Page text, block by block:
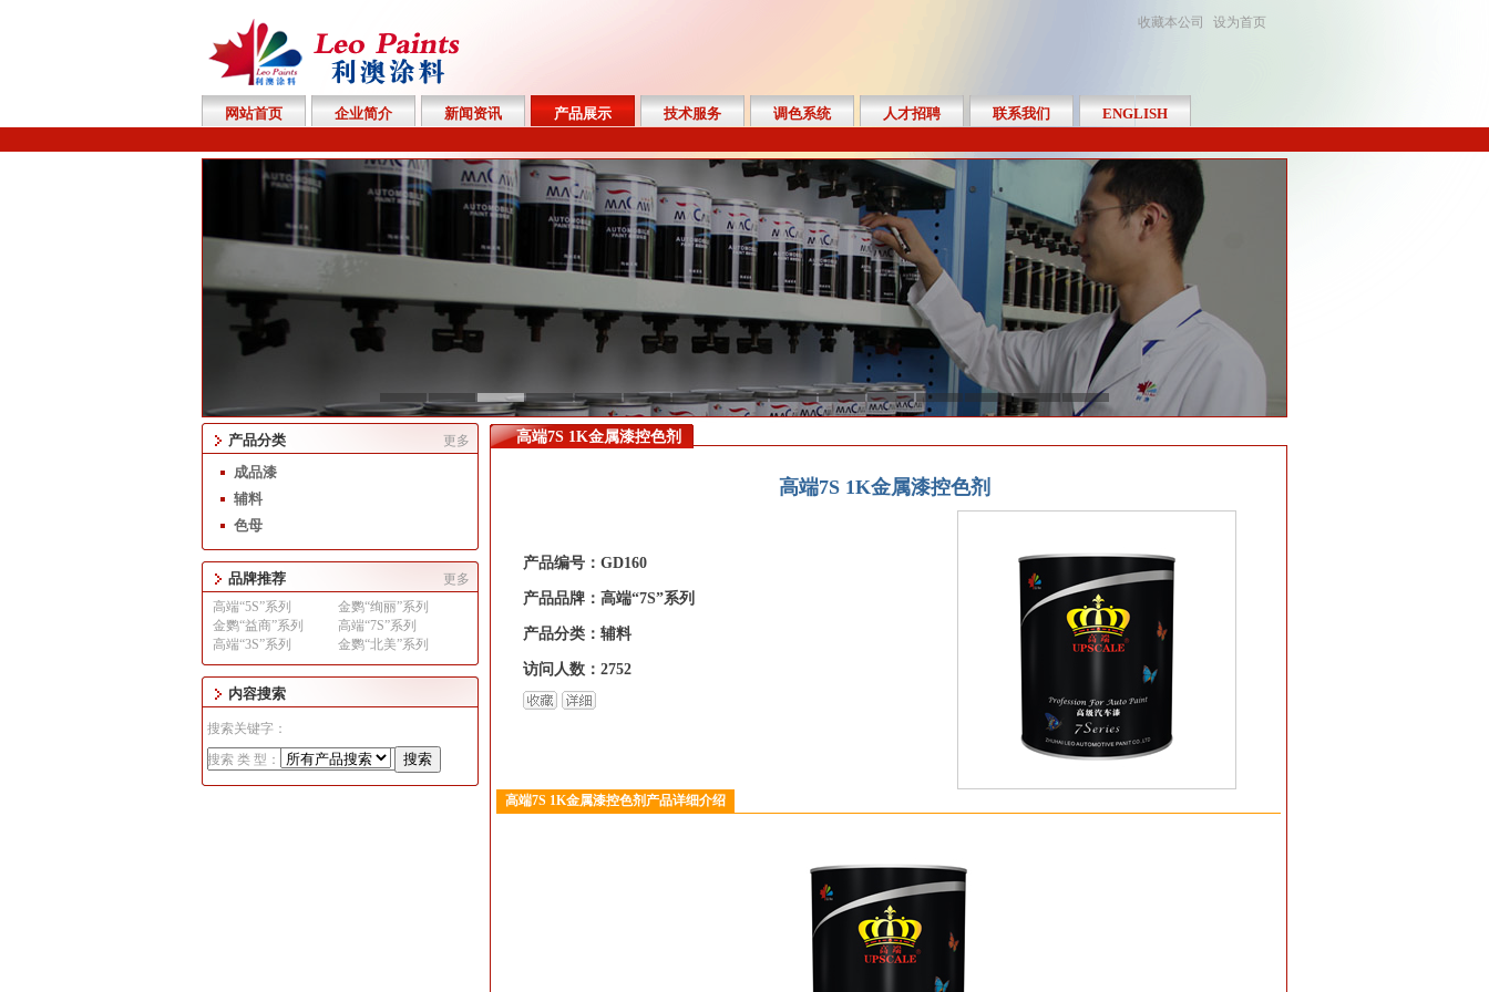
收藏本公司 设为首页
网站首页 企业简介 新闻资讯 产品展示 技术服务 调色系统 人才招聘 联系我们 ENGLISH
11
产品分类 更多
成品漆
辅料
色母
品牌推荐
更多
高端“5S”系列
金鹦“绚丽”系列
金鹦“益商”系列
高端“7S”系列
高端“3S”系列
金鹦“北美”系列
内容搜索
搜索关键字：
搜索 类 型：
高端7S 1K金属漆控色剂
高端7S 1K金属漆控色剂
产品编号：GD160
产品品牌：高端“7S”系列
产品分类：辅料
访问人数：2752
高端7S 1K金属漆控色剂产品详细介绍